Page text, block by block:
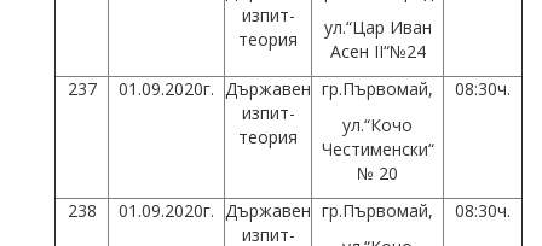
изпит-
теория
ул.“Цар Иван
Асен II“№24
237 01.09.2020г. Държавен
изпит-
теория
гр.Първомай,
ул.“Кочо
Честименски“
№ 20
08:30ч.
238 01.09.2020г. Държавен
изпит-
гр.Първомай,
08:30ч.